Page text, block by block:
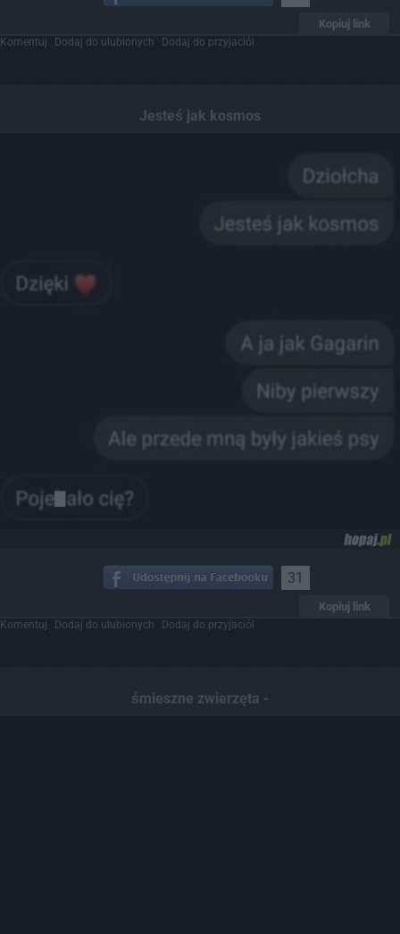
Kopiuj link
Komentuj Dodaj do ulubionych Dodaj do przyjaciół
Jesteś jak kosmos
31
Kopiuj link
Komentuj Dodaj do ulubionych Dodaj do przyjaciół
śmieszne zwierzęta -